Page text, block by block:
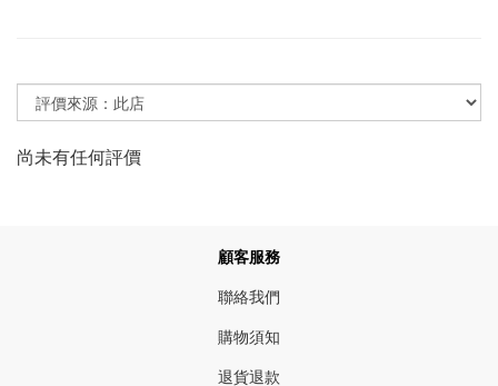
尚未有任何評價
顧客服務
聯絡我們
購物須知
退貨退款